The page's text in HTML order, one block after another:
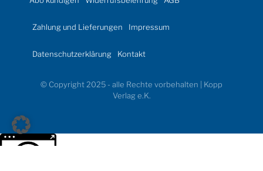
Zahlung und Lieferungen Impressum
Datenschutzerklärung Kontakt
© Copyright 2025 - alle Rechte vorbehalten | Kopp
Verlag e.K.
Weitere Informationen über den gesperrten Inhalt.